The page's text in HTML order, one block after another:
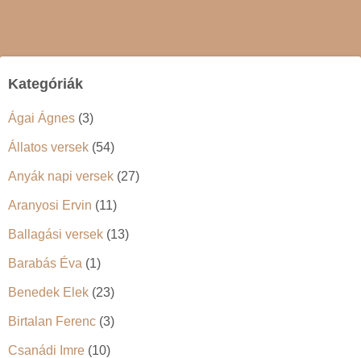
Kategóriák
Ágai Ágnes (3)
Állatos versek (54)
Anyák napi versek (27)
Aranyosi Ervin (11)
Ballagási versek (13)
Barabás Éva (1)
Benedek Elek (23)
Birtalan Ferenc (3)
Csanádi Imre (10)